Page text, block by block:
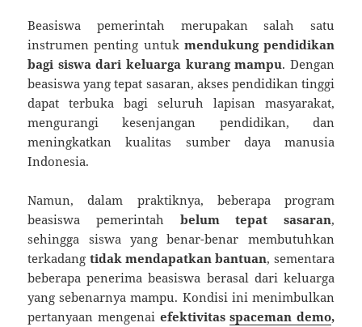
Beasiswa pemerintah merupakan salah satu
instrumen penting untuk mendukung pendidikan
bagi siswa dari keluarga kurang mampu. Dengan
beasiswa yang tepat sasaran, akses pendidikan tinggi
dapat terbuka bagi seluruh lapisan masyarakat,
mengurangi kesenjangan pendidikan, dan
meningkatkan kualitas sumber daya manusia
Indonesia.
Namun, dalam praktiknya, beberapa program
beasiswa pemerintah belum tepat sasaran,
sehingga siswa yang benar-benar membutuhkan
terkadang tidak mendapatkan bantuan, sementara
beberapa penerima beasiswa berasal dari keluarga
yang sebenarnya mampu. Kondisi ini menimbulkan
pertanyaan mengenai efektivitasspaceman demo,